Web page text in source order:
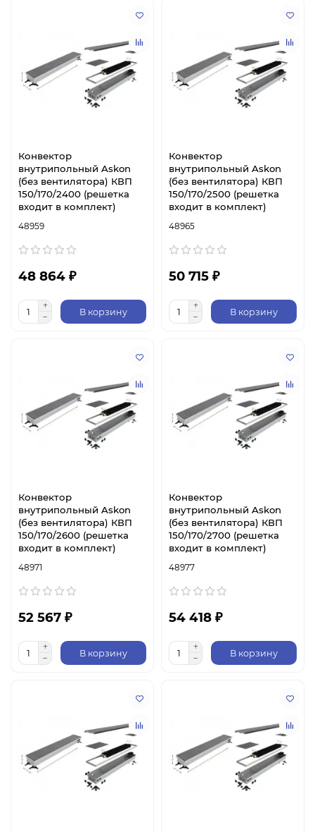
Конвектор
внутрипольный Askon
(без вентилятора) КВП
150/170/2400 (решетка
входит в комплект)
48959
48 864 ₽
В корзину
Конвектор
внутрипольный Askon
(без вентилятора) КВП
150/170/2500 (решетка
входит в комплект)
48965
50 715 ₽
В корзину
Конвектор
внутрипольный Askon
(без вентилятора) КВП
150/170/2600 (решетка
входит в комплект)
48971
52 567 ₽
В корзину
Конвектор
внутрипольный Askon
(без вентилятора) КВП
150/170/2700 (решетка
входит в комплект)
48977
54 418 ₽
В корзину